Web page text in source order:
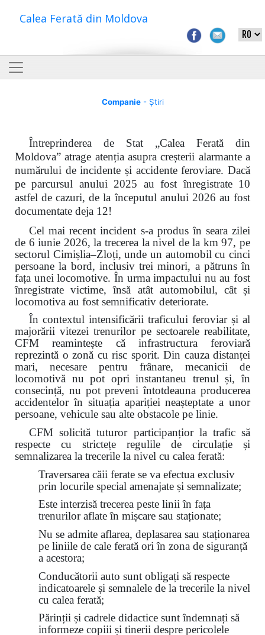
Calea Ferată din Moldova
Companie- Știri
Întreprinderea de Stat „Calea Ferată din
Moldova” atrage atenția asupra creșterii alarmante a
numărului de incidente și accidente feroviare. Dacă
pe parcursul anului 2025 au fost înregistrate 10
astfel de cazuri, de la începutul anului 2026 au fost
documentate deja 12!
Cel mai recent incident s-a produs în seara zilei
de 6 iunie 2026, la trecerea la nivel de la km 97, pe
sectorul Cimișlia–Zloți, unde un automobil cu cinci
persoane la bord, inclusiv trei minori, a pătruns în
fața unei locomotive. În urma impactului nu au fost
înregistrate victime, însă atât automobilul, cât și
locomotiva au fost semnificativ deteriorate.
În contextul intensificării traficului feroviar și al
majorării vitezei trenurilor pe sectoarele reabilitate,
CFM reamintește că infrastructura feroviară
reprezintă o zonă cu risc sporit. Din cauza distanței
mari, necesare pentru frânare, mecanicii de
locomotivă nu pot opri instantaneu trenul și, în
consecință, nu pot preveni întotdeauna producerea
accidentelor în situația apariției neașteptate a unor
persoane, vehicule sau alte obstacole pe linie.
CFM solicită tuturor participanțior la trafic să
respecte cu strictețe regulile de circulație și
semnalizarea la trecerile la nivel cu calea ferată:
Traversarea căii ferate se va efectua exclusiv
prin locurile special amenajate și semnalizate;
Este interzisă trecerea peste linii în fața
trenurilor aflate în mișcare sau staționate;
Nu se admite aflarea, deplasarea sau staționarea
pe liniile de cale ferată ori în zona de siguranță
a acestora;
Conducătorii auto sunt obligați să respecte
indicatoarele și semnalele de la trecerile la nivel
cu calea ferată;
Părinții și cadrele didactice sunt îndemnați să
informeze copiii și tinerii despre pericolele